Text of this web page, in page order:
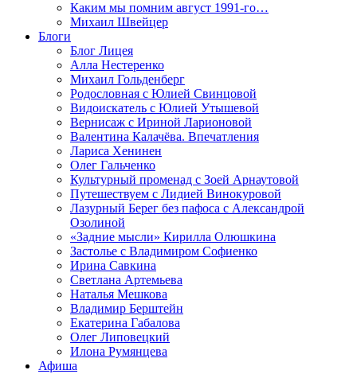
Каким мы помним август 1991-го…
Михаил Швейцер
Блоги
Блог Лицея
Алла Нестеренко
Михаил Гольденберг
Родословная с Юлией Свинцовой
Видоискатель с Юлией Утышевой
Вернисаж с Ириной Ларионовой
Валентина Калачёва. Впечатления
Лариса Хенинен
Олег Гальченко
Культурный променад с Зоей Арнаутовой
Путешествуем с Лидией Винокуровой
Лазурный Берег без пафоса с Александрой
Озолиной
«Задние мысли» Кирилла Олюшкина
Застолье с Владимиром Софиенко
Ирина Савкина
Светлана Артемьева
Наталья Мешкова
Владимир Берштейн
Екатерина Габалова
Олег Липовецкий
Илона Румянцева
Афиша